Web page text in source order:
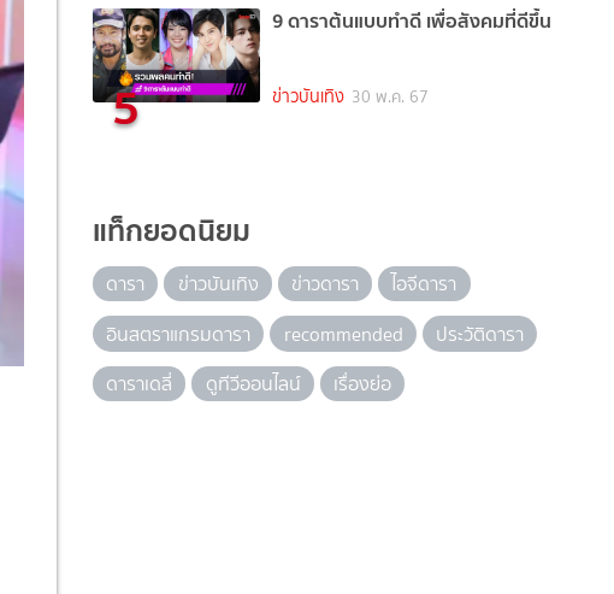
5
9 ดาราต้นแบบทำดี เพื่อสังคมที่ดีขึ้น
ข่าวบันเทิง 30 พ.ค. 67
แท็กยอดนิยม
ดารา ข่าวบันเทิง ข่าวดารา
ไอจีดารา
อินสตราแกรมดารา
recommended
ประวัติดารา
ดาราเดลี่
ดูทีวีออนไลน์ เรื่องย่อ